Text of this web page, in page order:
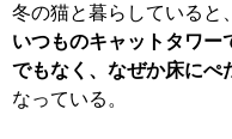
冬の猫と暮らしていると
いつものキャットタワー
でもなく、なぜか床にぺ
なっている。